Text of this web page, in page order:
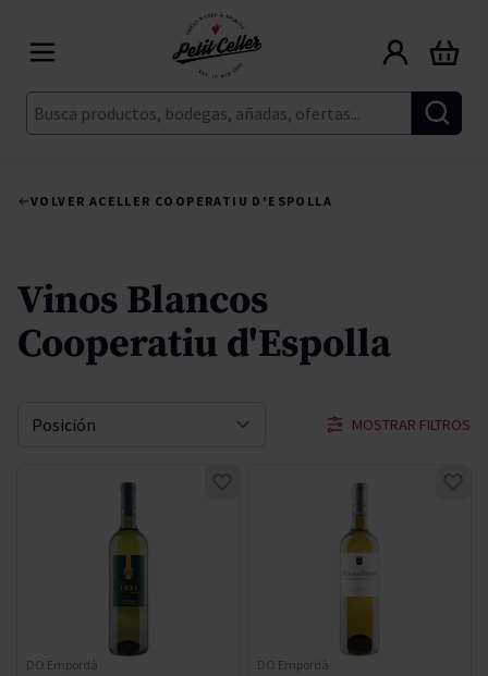
Buscar
Carrito
VOLVER ACELLER COOPERATIU D'ESPOLLA
Vinos Blancos
Cooperatiu d'Espolla
MOSTRAR FILTROS
Ordenar por
DO Empordà DO Empordà